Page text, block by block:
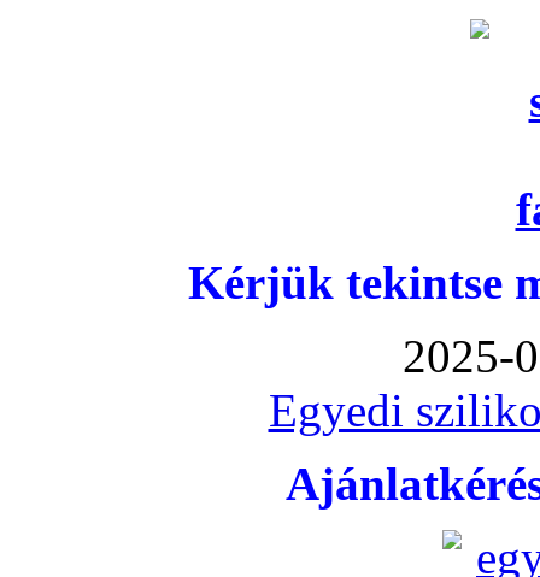
Kérjük tekintse
2025-
Egyedi